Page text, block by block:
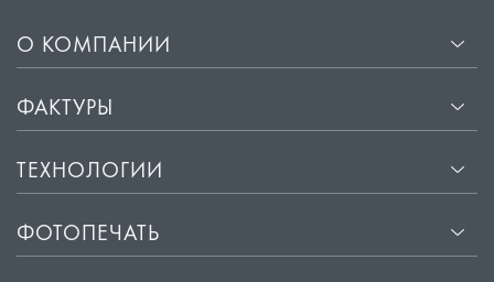
О КОМПАНИИ
ФАКТУРЫ
ТЕХНОЛОГИИ
ФОТОПЕЧАТЬ